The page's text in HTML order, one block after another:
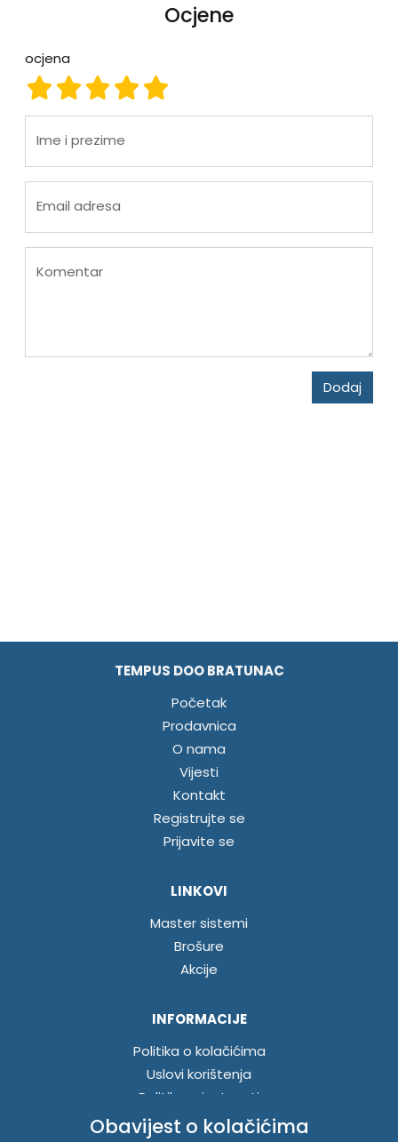
Ocjene
ocjena
ocjena 5
ocjena 4
ocjena 3
ocjena 2
ocjena 1
Ime i prezime
Email adresa
Komentar
Dodaj
TEMPUS DOO BRATUNAC
Početak
Prodavnica
O nama
Vijesti
Kontakt
Registrujte se
Prijavite se
LINKOVI
Master sistemi
Brošure
Akcije
INFORMACIJE
Politika o kolačićima
Uslovi korištenja
Politika privatnosti
Obavijest o kolačićima